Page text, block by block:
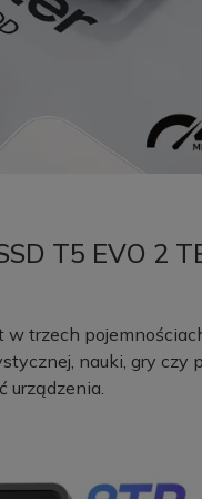
T5 EVO 2
trzech
nauki, gry
urządzenia.